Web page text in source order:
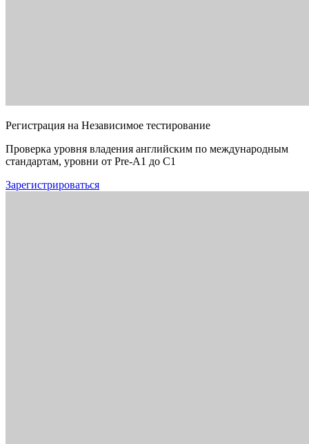
Регистрация на Независимое тестирование
Проверка уровня владения английским по международным
стандартам, уровни от Pre-A1 до C1
Зарегистрироваться